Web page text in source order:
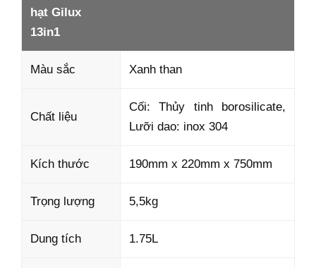
hạt Gilux
13in1
Màu sắc Xanh than
Chất liệu
Cối: Thủy tinh borosilicate,
Lưỡi dao: inox 304
Kích thước 190mm x 220mm x 750mm
Trọng lượng 5,5kg
Dung tích 1.75L